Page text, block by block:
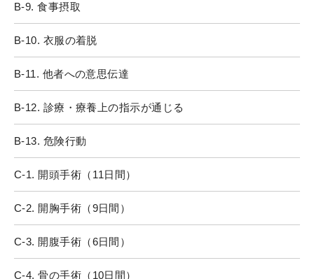
B-9. 食事摂取
B-10. 衣服の着脱
B-11. 他者への意思伝達
B-12. 診療・療養上の指示が通じる
B-13. 危険行動
C-1. 開頭手術（11日間）
C-2. 開胸手術（9日間）
C-3. 開腹手術（6日間）
C-4. 骨の手術（10日間）